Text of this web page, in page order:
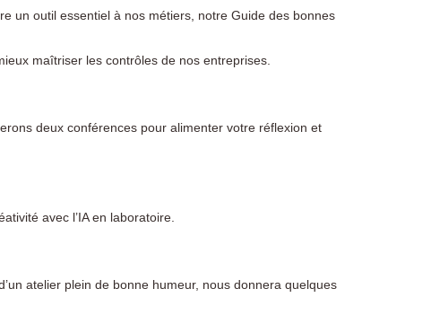
un outil essentiel à nos métiers, notre Guide des bonnes
maîtriser les contrôles de nos entreprises.
deux conférences pour alimenter votre réflexion et
avec l’IA en laboratoire.
atelier plein de bonne humeur, nous donnera quelques